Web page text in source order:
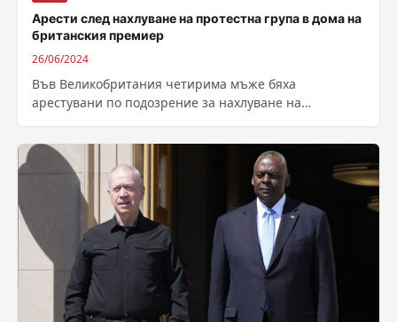
Арести след нахлуване на протестна група в дома на
британския премиер
26/06/2024
Във Великобритания четирима мъже бяха
арестувани по подозрение за нахлуване на
Полицията в...